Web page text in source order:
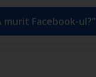
murit Facebook-ul?”